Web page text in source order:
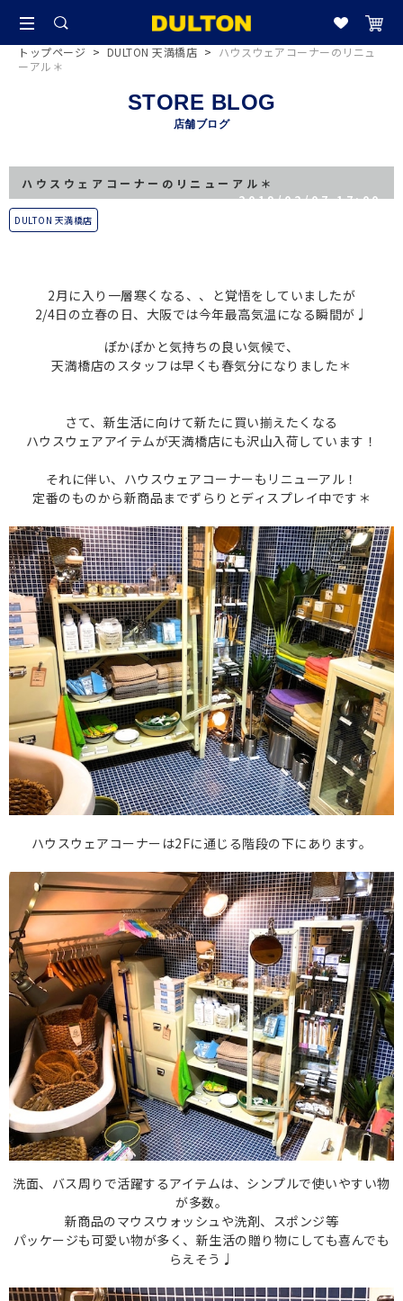
トップページ > DULTON 天満橋店 > ハウスウェアコーナーのリニュ
ーアル＊
STORE BLOG
店舗ブログ
ハウスウェアコーナーのリニューアル＊
2019/02/07 17:00
DULTON 天満橋店
2月に入り一層寒くなる、、と覚悟をしていましたが
2/4日の立春の日、大阪では今年最高気温になる瞬間が♩
ぽかぽかと気持ちの良い気候で、
天満橋店のスタッフは早くも春気分になりました＊
さて、新生活に向けて新たに買い揃えたくなる
ハウスウェアアイテムが天満橋店にも沢山入荷しています！
それに伴い、ハウスウェアコーナーもリニューアル！
定番のものから新商品までずらりとディスプレイ中です＊
ハウスウェアコーナーは2Fに通じる階段の下にあります。
洗面、バス周りで活躍するアイテムは、シンプルで使いやすい物
が多数。
新商品のマウスウォッシュや洗剤、スポンジ等
パッケージも可愛い物が多く、新生活の贈り物にしても喜んでも
らえそう♩